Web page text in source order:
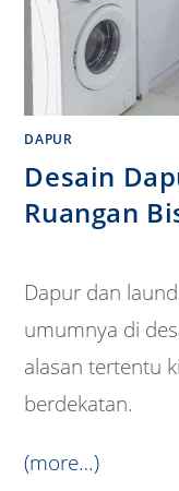
DAPUR
Desain
Ruangan
Dapur dan
umumnya di
alasan tertentu
berdekatan.
(more…)